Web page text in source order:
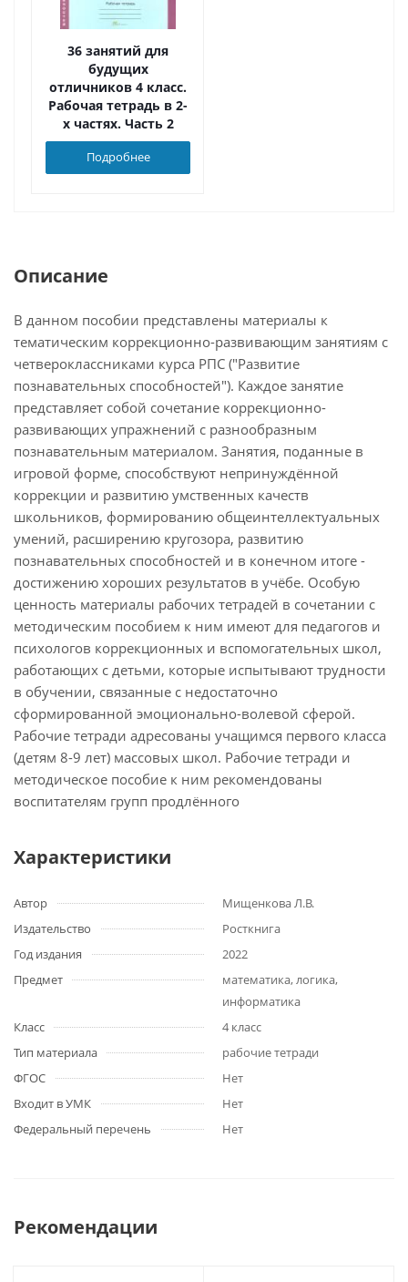
36 занятий для
будущих
отличников 4 класс.
Рабочая тетрадь в 2-
х частях. Часть 2
Подробнее
Описание
В данном пособии представлены материалы к
тематическим коррекционно-развивающим занятиям с
четвероклассниками курса РПС ("Развитие
познавательных способностей"). Каждое занятие
представляет собой сочетание коррекционно-
развивающих упражнений с разнообразным
познавательным материалом. Занятия, поданные в
игровой форме, способствуют непринуждённой
коррекции и развитию умственных качеств
школьников, формированию общеинтеллектуальных
умений, расширению кругозора, развитию
познавательных способностей и в конечном итоге -
достижению хороших результатов в учёбе. Особую
ценность материалы рабочих тетрадей в сочетании с
методическим пособием к ним имеют для педагогов и
психологов коррекционных и вспомогательных школ,
работающих с детьми, которые испытывают трудности
в обучении, связанные с недостаточно
сформированной эмоционально-волевой сферой.
Рабочие тетради адресованы учащимся первого класса
(детям 8-9 лет) массовых школ. Рабочие тетради и
методическое пособие к ним рекомендованы
воспитателям групп продлённого
Характеристики
Автор
Мищенкова Л.В.
Издательство
Росткнига
Год издания
2022
Предмет
математика, логика,
информатика
Класс
4 класс
Тип материала
рабочие тетради
ФГОС
Нет
Входит в УМК
Нет
Федеральный перечень
Нет
Рекомендации